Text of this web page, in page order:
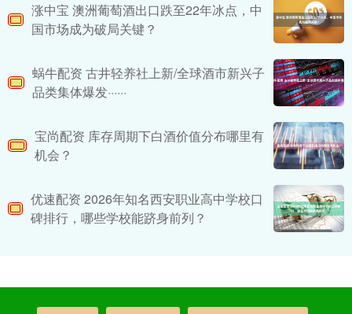
涨中宝 澳洲葡萄酒出口跌至22年冰点，中
国市场成为破局关键？
蜗牛配资 古井轻养社上新/全球酒市新兴子
品类集体爆发······
宝尚配资 库存周期下白酒价值分布哪里有
机会？
优速配资 2026年知名西安职业高中学校口
碑排行，哪些学校能跻身前列？